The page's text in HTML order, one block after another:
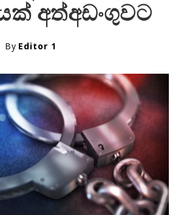
අත්අඩංගුවට
By Editor 1